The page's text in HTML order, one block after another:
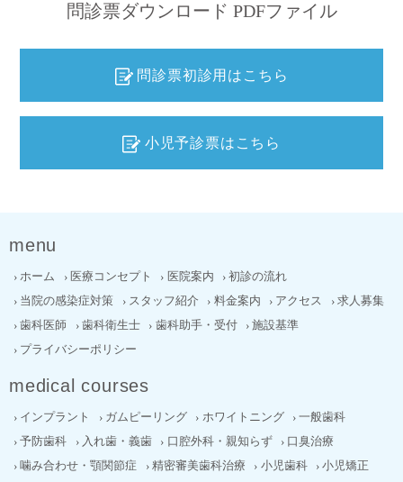
問診票ダウンロード PDFファイル
問診票初診用はこちら
小児予診票はこちら
menu
ホーム 医療コンセプト 医院案内
初診の流れ
当院の感染症対策
スタッフ紹介 料金案内 アクセス
求人募集
歯科医師
歯科衛生士 歯科助手・受付
施設基準
プライバシーポリシー
medical courses
インプラント ガムピーリング ホワイトニング
一般歯科
予防歯科
入れ歯・義歯 口腔外科・親知らず
口臭治療
噛み合わせ・顎関節症
精密審美歯科治療 小児歯科
小児矯正